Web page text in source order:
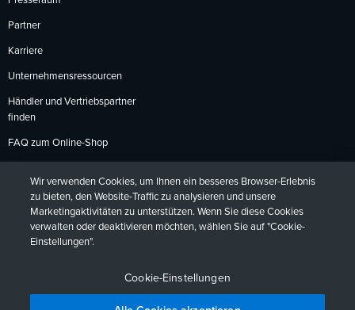
Partner
Karriere
Unternehmensressourcen
Händler und Vertriebspartner
finden
FAQ zum Online-Shop
Rückgabebedingungen
DeutschFrançaisEspañol日本語
Wir verwenden Cookies, um Ihnen ein besseres Browser-Erlebnis
zu bieten, den Website-Traffic zu analysieren und unsere
Marketingaktivitäten zu unterstützen. Wenn Sie diese Cookies
verwalten oder deaktivieren möchten, wählen Sie auf "Cookie-
Einstellungen".
Cookie-Einstellungen